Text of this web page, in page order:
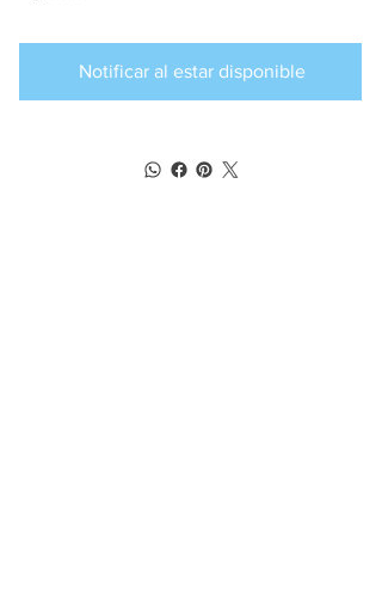
Notificar al estar disponible